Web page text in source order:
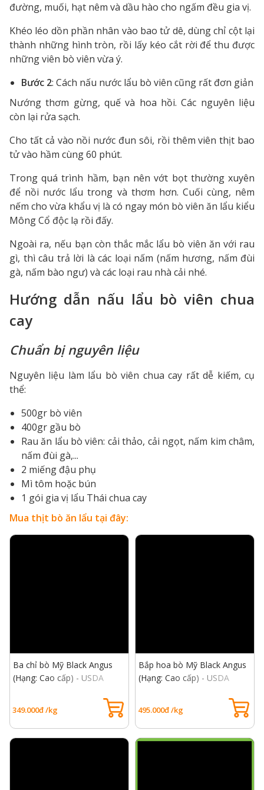
đường, muối, hạt nêm và dầu hào cho ngấm đều gia vị.
Khéo léo dồn phần nhân vào bao tử dê, dùng chỉ cột lại
thành những hình tròn, rồi lấy kéo cắt rời để thu được
những viên bò viên vừa ý.
Bước 2: Cách nấu nước lẩu bò viên cũng rất đơn giản
Nướng thơm gừng, quế và hoa hồi. Các nguyên liệu
còn lại rửa sạch.
Cho tất cả vào nồi nước đun sôi, rồi thêm viên thịt bao
tử vào hầm cùng 60 phút.
Trong quá trình hầm, bạn nên vớt bọt thường xuyên
để nồi nước lẩu trong và thơm hơn. Cuối cùng, nêm
nếm cho vừa khẩu vị là có ngay món bò viên ăn lẩu kiểu
Mông Cổ độc lạ rồi đấy.
Ngoài ra, nếu bạn còn thắc mắc lẩu bò viên ăn với rau
gì, thì câu trả lời là các loại nấm (nấm hương, nấm đùi
gà, nấm bào ngư) và các loại rau nhà cải nhé.
Hướng dẫn nấu lẩu bò viên chua
cay
Chuẩn bị nguyên liệu
Nguyên liệu làm lẩu bò viên chua cay rất dễ kiếm, cụ
thể:
500gr bò viên
400gr gầu bò
Rau ăn lẩu bò viên: cải thảo, cải ngọt, nấm kim châm,
nấm đùi gà,...
2 miếng đậu phụ
Mì tôm hoặc bún
1 gói gia vị lẩu Thái chua cay
Mua thịt bò ăn lẩu tại đây:
Ba chỉ bò Mỹ Black Angus
(Hạng: Cao cấp) - USDA
349.000đ /kg
Bắp hoa bò Mỹ Black Angus
(Hạng: Cao cấp) - USDA
495.000đ /kg